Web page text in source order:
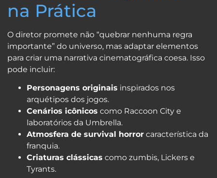
na Prática
O diretor promete não “quebrar nenhuma regra
importante” do universo, mas adaptar elementos
para criar uma narrativa cinematográfica coesa. Isso
pode incluir:
Personagens originais inspirados nos
arquétipos dos jogos.
Cenários icônicos como Raccoon City e
laboratórios da Umbrella.
Atmosfera de survival horror característica da
franquia.
Criaturas clássicas como zumbis, Lickers e
Tyrants.